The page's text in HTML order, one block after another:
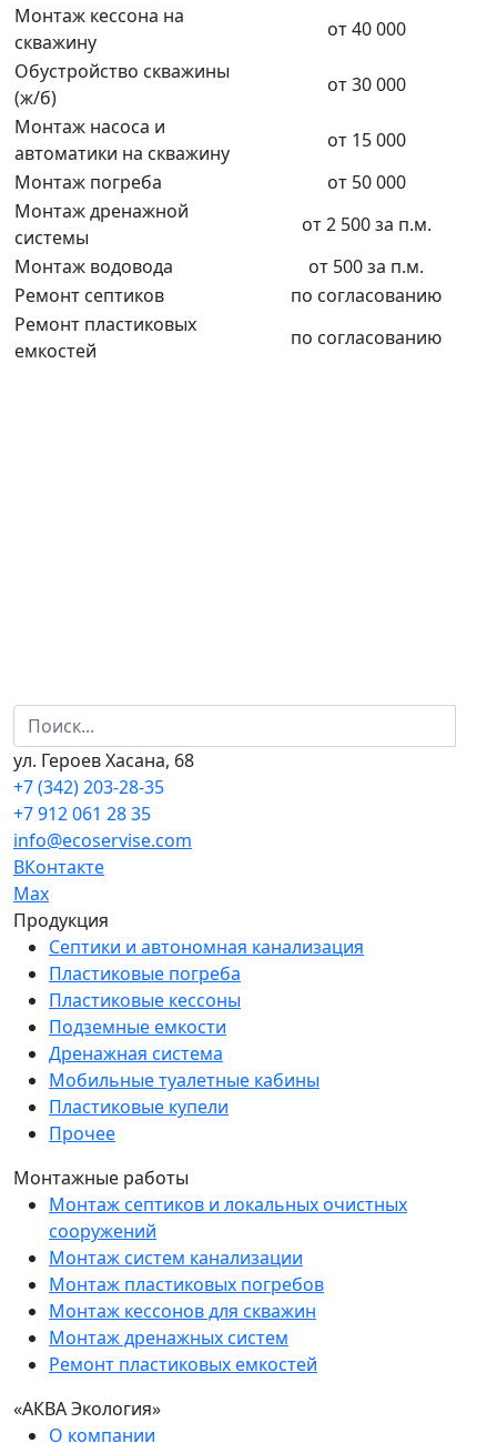
Монтаж кессона на
скважину
от 40 000
Обустройство скважины
(ж/б)
от 30 000
Монтаж насоса и
автоматики на скважину
от 15 000
Монтаж погреба
от 50 000
Монтаж дренажной
системы
от 2 500 за п.м.
Монтаж водовода
от 500 за п.м.
Ремонт септиков
по согласованию
Ремонт пластиковых
емкостей
по согласованию
ул. Героев Хасана, 68
+7 (342) 203-28-35
+7 912 061 28 35
info@ecoservise.com
ВКонтакте
Мах
Продукция
Септики и автономная канализация
Пластиковые погреба
Пластиковые кессоны
Подземные емкости
Дренажная система
Мобильные туалетные кабины
Пластиковые купели
Прочее
Монтажные работы
Монтаж септиков и локальных очистных
сооружений
Монтаж систем канализации
Монтаж пластиковых погребов
Монтаж кессонов для скважин
Монтаж дренажных систем
Ремонт пластиковых емкостей
«АКВА Экология»
О компании